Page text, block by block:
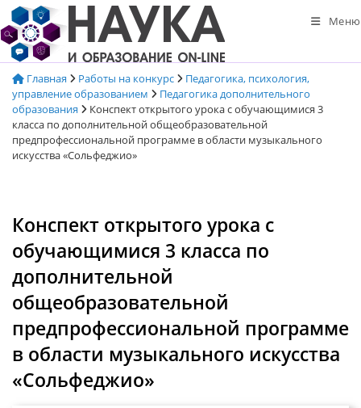
Перейти
к
содержимому
Меню
Главная Работы на конкурс
Педагогика, психология,
управление образованием
Педагогика дополнительного
образования
Конспект открытого урока с обучающимися 3
класса по дополнительной общеобразовательной
предпрофессиональной программе в области музыкального
искусства «Сольфеджио»
Конспект открытого урока с
обучающимися 3 класса по
дополнительной
общеобразовательной
предпрофессиональной программе
в области музыкального искусства
«Сольфеджио»